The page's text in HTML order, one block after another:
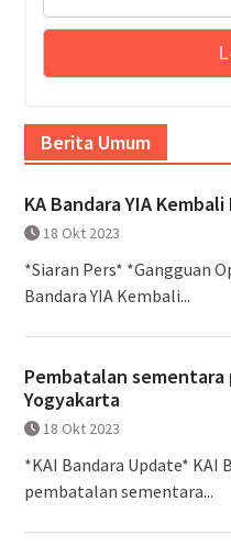
Berita Umum
KA Bandara YIA
18 Okt 2023
*Siaran Pers* *Gangguan
Bandara YIA Kembali...
Pembatalan sementara
Yogyakarta
18 Okt 2023
*KAI Bandara Update* KAI
pembatalan sementara...